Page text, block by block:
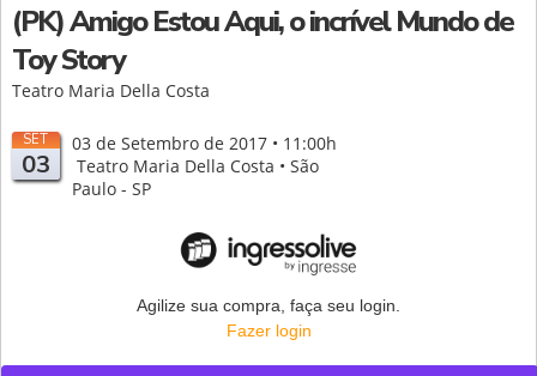
(PK) Amigo Estou Aqui, o incrível Mundo de
Toy Story
Teatro Maria Della Costa
SET
03
03 de Setembro de 2017 • 11:00h
Teatro Maria Della Costa • São
Paulo - SP
Agilize sua compra, faça seu login.
Fazer login